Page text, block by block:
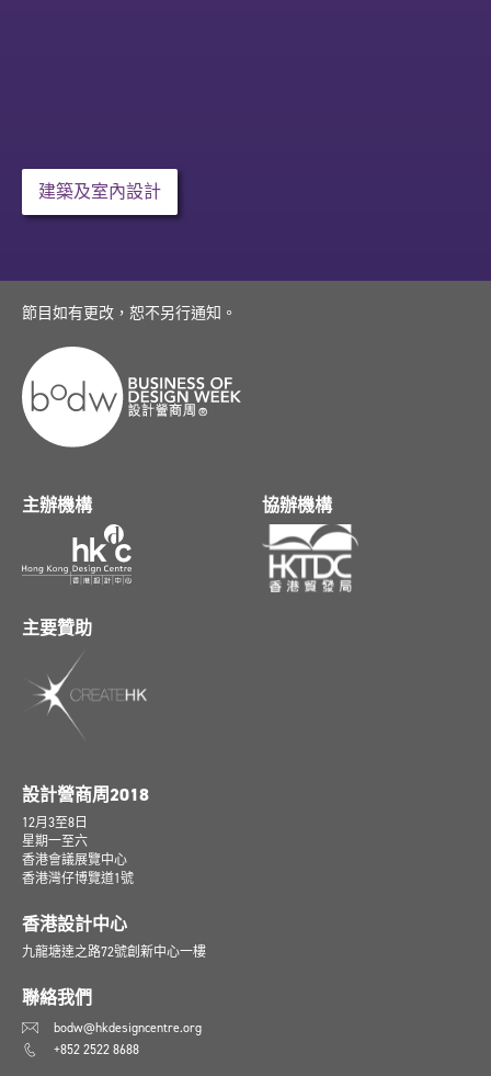
建築及室內設計
節目如有更改，恕不另行通知。
主辦機構 協辦機構
主要贊助
設計營商周2018
12月3至8日
星期一至六
香港會議展覽中心
香港灣仔博覽道1號
香港設計中心
九龍塘達之路72號創新中心一樓
聯絡我們
bodw@hkdesigncentre.org
+852 2522 8688